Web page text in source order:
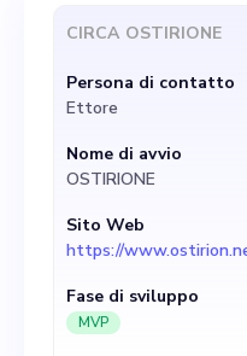
La nostra
robotico,
robusto
che riduca il
robot e
gestire flotte di
lavorativo:
CIRCA OSTIRIONE
Persona di contatto
Ettore
Nome di avvio
OSTIRIONE
Sito Web
https://
Fase di sviluppo
MVP